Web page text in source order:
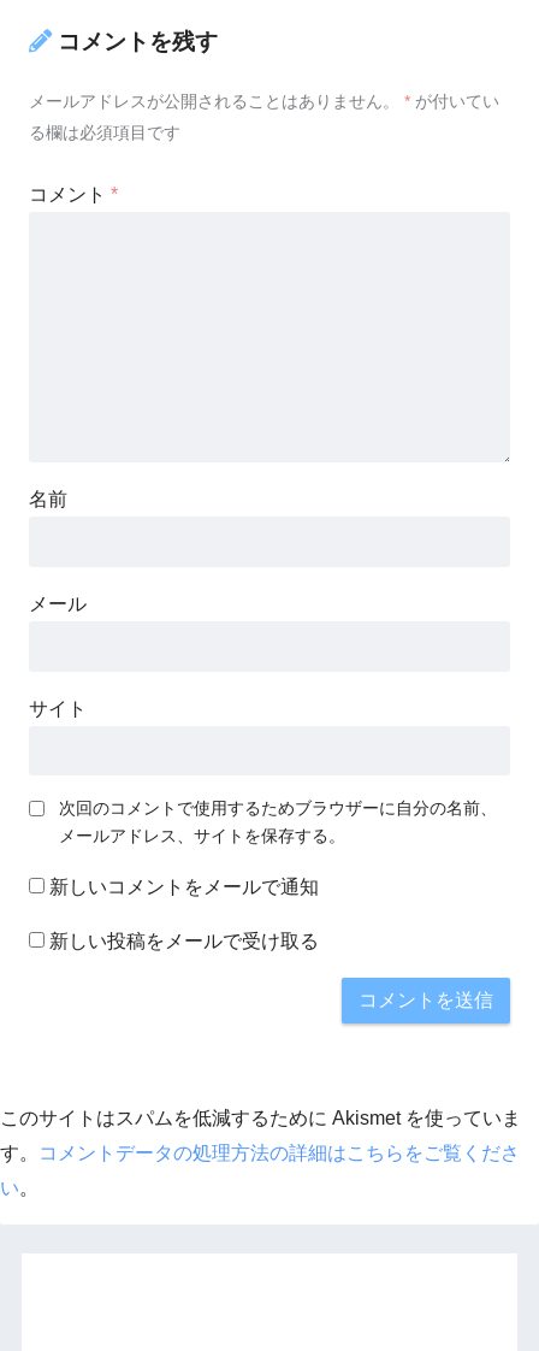
コメントを残す
メールアドレスが公開されることはありません。 * が付いてい
る欄は必須項目です
コメント *
名前
メール
サイト
次回のコメントで使用するためブラウザーに自分の名前、
メールアドレス、サイトを保存する。
新しいコメントをメールで通知
新しい投稿をメールで受け取る
このサイトはスパムを低減するために Akismet を使っていま
す。
コメントデータの処理方法の詳細はこちらをご覧くださ
い。